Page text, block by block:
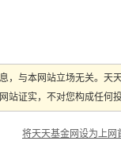
，与本网站立场无关。
站证实，不对您构成任
将天天基金网设为上网